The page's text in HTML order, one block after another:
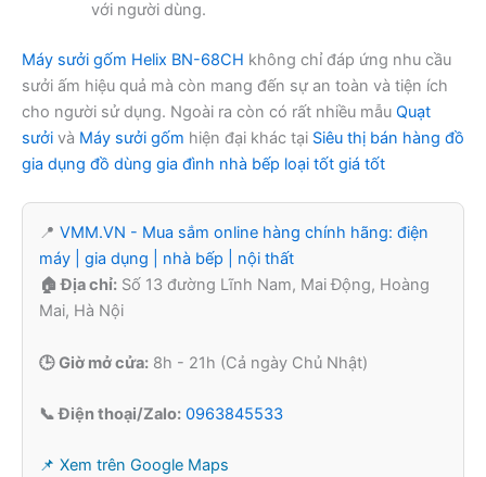
với người dùng.
Máy sưởi gốm Helix BN-68CH không chỉ đáp ứng nhu cầu
sưởi ấm hiệu quả mà còn mang đến sự an toàn và tiện ích
cho người sử dụng. Ngoài ra còn có rất nhiều mẫu Quạt
sưởi và Máy sưởi gốm hiện đại khác tại Siêu thị bán hàng đồ
gia dụng đồ dùng gia đình nhà bếp loại tốt giá tốt
📍 VMM.VN - Mua sắm online hàng chính hãng: điện
máy | gia dụng | nhà bếp | nội thất
🏠 Địa chỉ: Số 13 đường Lĩnh Nam, Mai Động, Hoàng
Mai, Hà Nội
🕒 Giờ mở cửa: 8h - 21h (Cả ngày Chủ Nhật)
📞 Điện thoại/Zalo: 0963845533
📌 Xem trên Google Maps